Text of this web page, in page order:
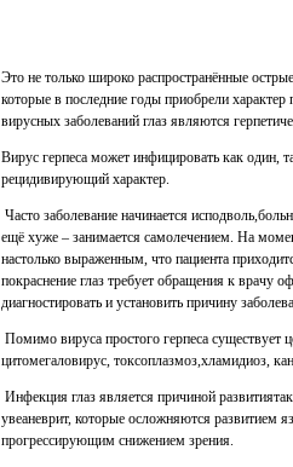
Это не только широко распространённые
которые в последние годы приобрели
вирусных заболеваний глаз являются
Вирус герпеса может инфицировать как один,
рецидивирующий характер.
Часто заболевание начинается
ещё хуже – занимается самолечением. На
настолько выраженным, что пациента
покраснение глаз требует обращения к врачу
диагностировать и установить причину
Помимо вируса простого герпеса существует
цитомегаловирус, токсоплазмоз,хламидиоз,
Инфекция глаз является причиной
увеаневрит, которые осложняются развитием
прогрессирующим снижением зрения.